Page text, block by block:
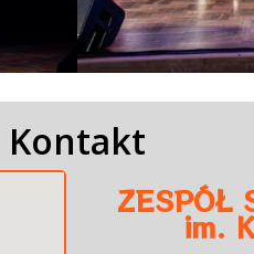
Kontakt
ZESPÓŁ
im.